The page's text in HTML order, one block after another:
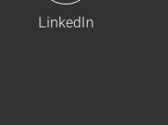
LinkedIn